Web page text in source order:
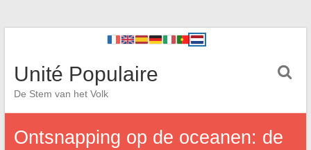
Unité Populaire
De Stem van het Volk
Ontsnapping op de oceanen: de